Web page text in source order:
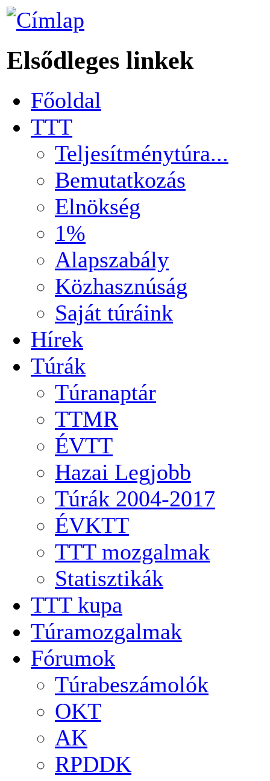
Elsődleges linkek
Főoldal
TTT
Teljesítménytúra...
Bemutatkozás
Elnökség
1%
Alapszabály
Közhasznúság
Saját túráink
Hírek
Túrák
Túranaptár
TTMR
ÉVTT
Hazai Legjobb
Túrák 2004-2017
ÉVKTT
TTT mozgalmak
Statisztikák
TTT kupa
Túramozgalmak
Fórumok
Túrabeszámolók
OKT
AK
RPDDK